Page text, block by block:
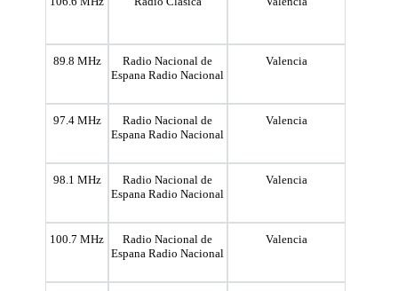
89.8 MHz
Radio Nacional de
Espana Radio Nacional
Valencia
97.4 MHz
Radio Nacional de
Espana Radio Nacional
Valencia
98.1 MHz
Radio Nacional de
Espana Radio Nacional
Valencia
100.7 MHz
Radio Nacional de
Espana Radio Nacional
Valencia